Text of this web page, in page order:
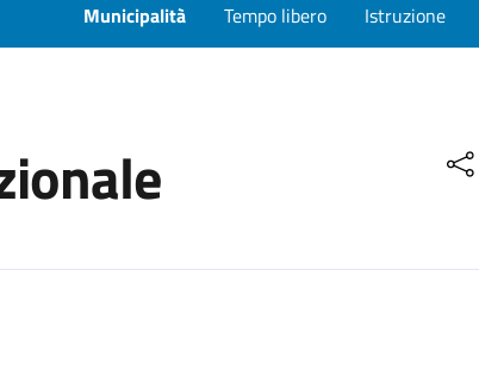
Municipalità Tempo libero Istruzione